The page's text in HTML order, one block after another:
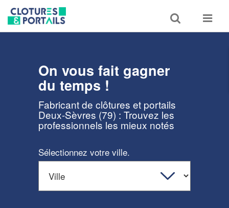
Toggle
search
Toggle
On vous fait gagner
du temps !
Fabricant de clôtures et portails
Deux-Sèvres (79) : Trouvez les
professionnels les mieux notés
Sélectionnez votre ville.